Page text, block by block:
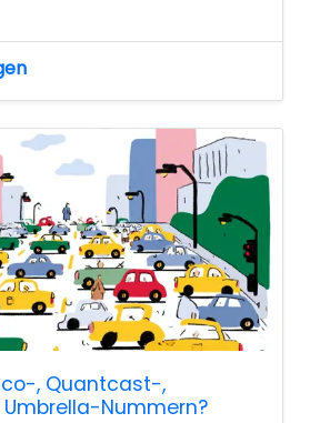
, Quantcast-,
Nummern?